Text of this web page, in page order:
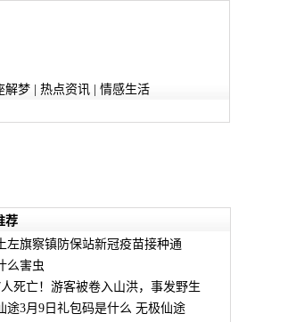
解梦| 热点资讯| 情感生活
荐
左旗察镇防保站新冠疫苗接种通
么害虫
人死亡！游客被卷入山洪，事发野生
途3月9日礼包码是什么 无极仙途